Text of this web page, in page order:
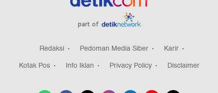
part of
Redaksi Pedoman Media Siber
Karir
Kotak Pos
Info Iklan Privacy Policy Disclaimer